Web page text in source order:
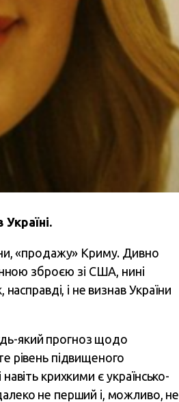
«продажу» Криму. Дивно
зброєю зі США, нині
і не визнав України
який прогноз щодо
рівень підвищеного
крихкими є українсько-
не перший і, можливо, не